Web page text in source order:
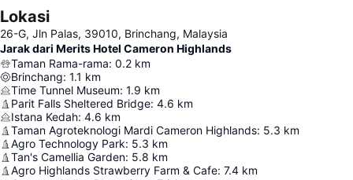
Lokasi
26-G, Jln Palas, 39010, Brinchang, Malaysia
Jarak dari Merits Hotel Cameron Highlands
Taman Rama-rama: 0.2 km
Brinchang: 1.1 km
Time Tunnel Museum: 1.9 km
Parit Falls Sheltered Bridge: 4.6 km
Istana Kedah: 4.6 km
Taman Agroteknologi Mardi Cameron Highlands: 5.3 km
Agro Technology Park: 5.3 km
Tan's Camellia Garden: 5.8 km
Agro Highlands Strawberry Farm & Cafe: 7.4 km